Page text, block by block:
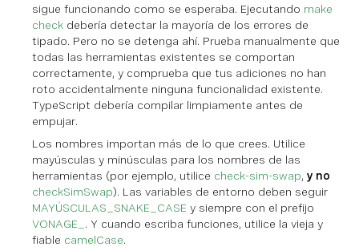
sigue funcionando como se esperaba. Ejecutando make
check debería detectar la mayoría de los errores de
tipado. Pero no se detenga ahí. Prueba manualmente que
todas las herramientas existentes se comportan
correctamente, y comprueba que tus adiciones no han
roto accidentalmente ninguna funcionalidad existente.
TypeScript debería compilar limpiamente antes de
empujar.
Los nombres importan más de lo que crees. Utilice
mayúsculas y minúsculas para los nombres de las
herramientas (por ejemplo, utilice check-sim-swap, y no
checkSimSwap). Las variables de entorno deben seguir
MAYÚSCULAS_SNAKE_CASE y siempre con el prefijo
VONAGE_ . Y cuando escriba funciones, utilice la vieja y
fiable camelCase.